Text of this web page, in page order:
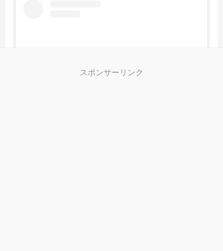
スポンサーリンク